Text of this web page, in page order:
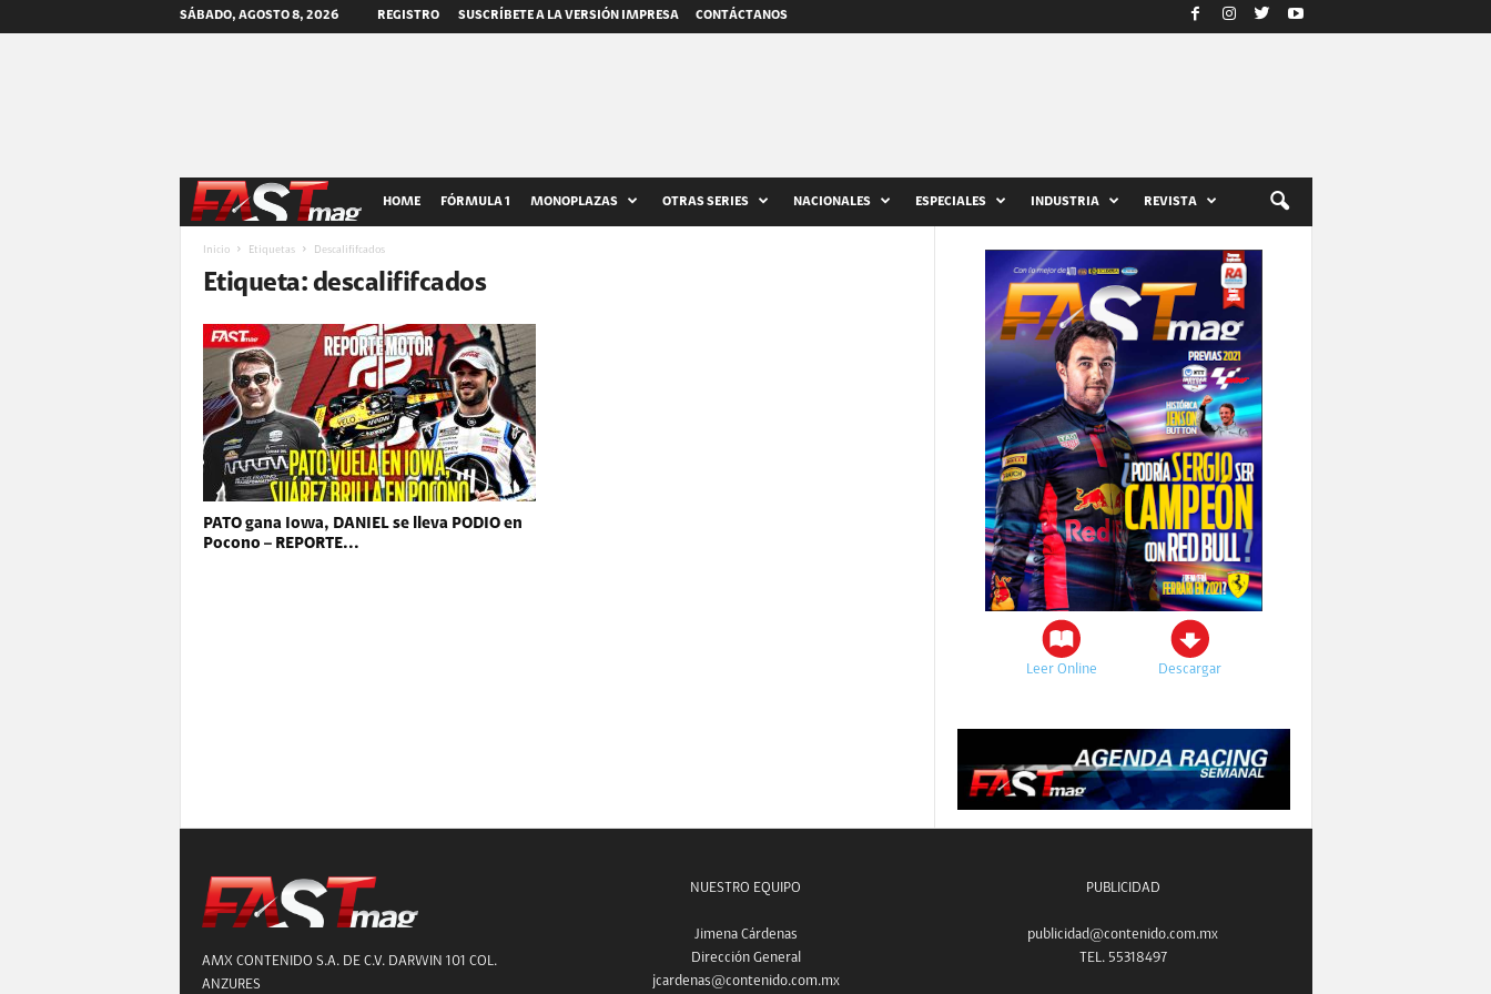
SÁBADO, AGOSTO 8, 2026 REGISTRO SUSCRÍBETE A LA VERSIÓN IMPRESA CONTÁCTANOS
A
T
m
a
g
HOME FÓRMULA 1 MONOPLAZAS OTRAS SERIES NACIONALES ESPECIALES INDUSTRIA REVISTA
Inicio Etiquetas Descalififcados
Etiqueta: descalififcados
PATO gana Iowa, DANIEL se lleva PODIO en
Pocono – REPORTE...
Leer Online Descargar
AMX CONTENIDO S.A. DE C.V. DARWIN 101 COL.
ANZURES
NUESTRO EQUIPO
Jimena Cárdenas
Dirección General
jcardenas@contenido.com.mx
PUBLICIDAD
publicidad@contenido.com.mx
TEL. 55318497